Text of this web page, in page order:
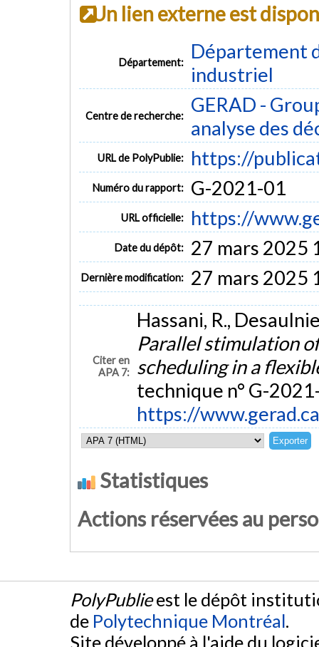
Un lien externe est
Département:
Département
industriel
Centre de recherche:
GERAD -
analyse des
URL de PolyPublie: https://
Numéro du rapport: G-2021-01
URL officielle: https://
Date du dépôt: 27 mars 2025
Dernière modification: 27 mars 2025
Citer en
APA 7:
Hassani, R.,
Parallel stimulation
scheduling in a
technique n° G-
https://
Statistiques
Actions réservées au
PolyPublieest le dépôt
de Polytechnique Montréal.
Site développé à l'aide du